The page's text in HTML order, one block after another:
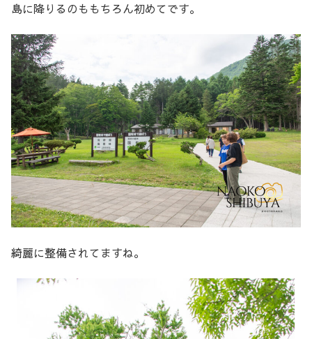
島に降りるのももちろん初めてです。
綺麗に整備されてますね。